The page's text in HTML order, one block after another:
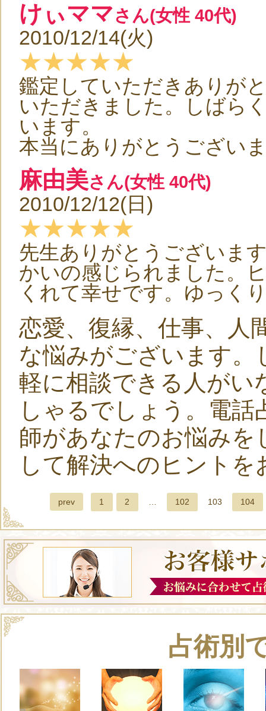
けぃママさん(女性 40代)
2010/12/14(火)
★★★★★
鑑定していただきありが
いただきました。しばら
います。
本当にありがとうござい
麻由美さん(女性 40代)
2010/12/12(日)
★★★★★
先生ありがとうございま
かいの感じられました。
くれて幸せです。ゆっく
恋愛、復縁、仕事、人
な悩みがございます
軽に相談できる人がい
しゃるでしょう。電
師があなたのお悩みを
して解決へのヒントを
prev 1 2 … 102 103 104
占術別